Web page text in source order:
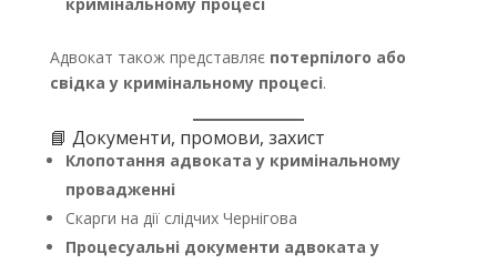
Адвокат також представляє потерпілого або
свідка у кримінальному процесі.
📘 Документи, промови, захист
Клопотання адвоката у кримінальному
провадженні
Скарги на дії слідчих Чернігова
Процесуальні документи адвоката у